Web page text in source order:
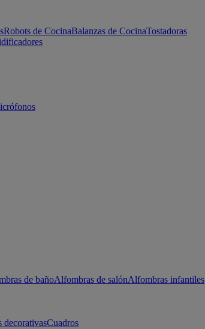
Robots de CocinaBalanzas de CocinaTostadoras
de bañoAlfombras de salónAlfombras infantiles
decorativasCuadros